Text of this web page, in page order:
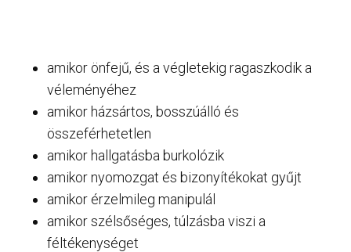
amikor önfejű, és a végletekig ragaszkodik a
véleményéhez
amikor házsártos, bosszúálló és
összeférhetetlen
amikor hallgatásba burkolózik
amikor nyomozgat és bizonyítékokat gyűjt
amikor érzelmileg manipulál
amikor szélsőséges, túlzásba viszi a
féltékenységet